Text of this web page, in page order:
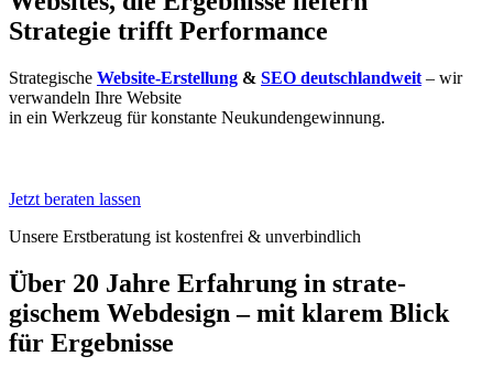
Strategie trifft Performance
Strategische Website-Erstellung & SEO deutschlandweit – wir
verwandeln Ihre Website
in ein Werkzeug für konstante Neukundengewinnung.
Jetzt beraten lassen
Unsere Erstberatung ist kostenfrei & unverbindlich
Über 20 Jahre Erfahrung in strate­
gischem Webdesign – mit klarem Blick
für Ergebnisse